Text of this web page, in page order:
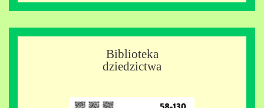
Biblioteka
dziedzictwa